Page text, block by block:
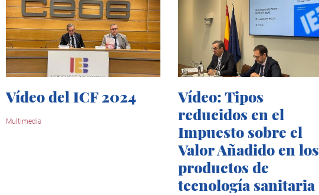
Vídeo del ICF 2024
Multimedia
Vídeo: Tipos
reducidos en el
Impuesto sobre el
Valor Añadido en los
productos de
tecnología sanitaria